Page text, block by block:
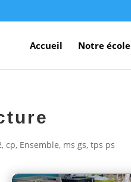
Accueil Notre école
,cp, Ensemble, ms gs,tps ps